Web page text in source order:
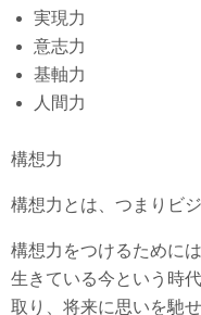
実現力
意志力
基軸力
人間力
構想力
構想力とは、つまりビ
構想力をつけるために
生きている今という時
取り、将来に思いを馳